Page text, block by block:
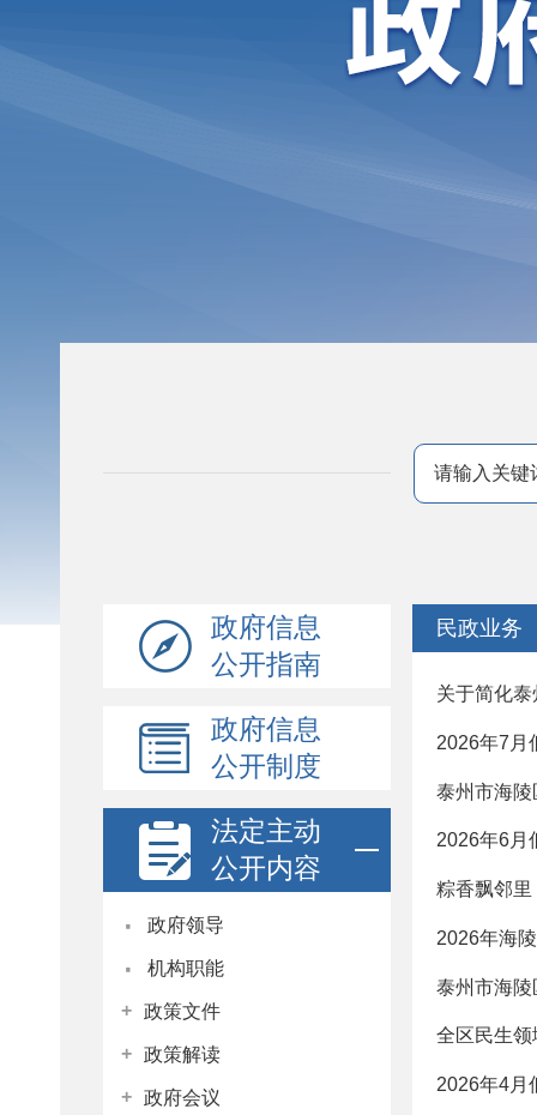
政府信息
公开指南
政府信息
公开制度
法定主动
公开内容
· 政府领导
· 机构职能
+ 政策文件
+ 政策解读
+ 政府会议
民政业务
关于简化
2026年7月
泰州市海
2026年6月
粽香飘邻
2026年海
泰州市海
全区民生
2026年4月